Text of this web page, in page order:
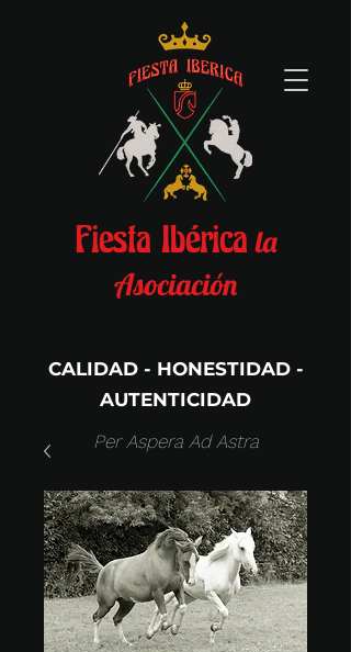
Fiesta Ibérica la
Asociación
Per Aspera Ad Astra
CALIDAD - HONESTIDAD -
AUTENTICIDAD